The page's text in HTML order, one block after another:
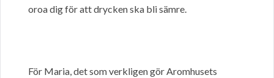
oroa dig för att drycken ska bli sämre.
För Maria, det som verkligen gör Aromhusets